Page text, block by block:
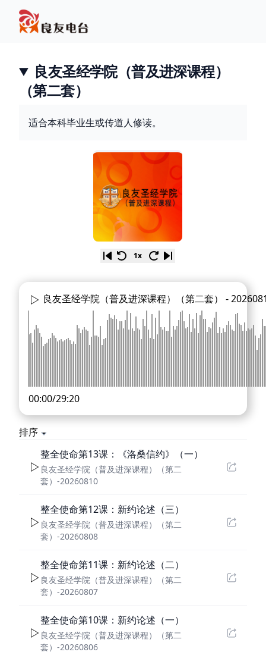
良友圣经学院（普及进深课程）
（第二套）
适合本科毕业生或传道人修读。
1x
良友圣经学院（普及进深课程）（第二套） -
00:00/29:20
排序
整全使命第13课：《洛桑信约》（一）
良友圣经学院（普及进深课程）（第二
套）-20260810
整全使命第12课：新约论述（三）
良友圣经学院（普及进深课程）（第二
套）-20260808
整全使命第11课：新约论述（二）
良友圣经学院（普及进深课程）（第二
套）-20260807
整全使命第10课：新约论述（一）
良友圣经学院（普及进深课程）（第二
套）-20260806